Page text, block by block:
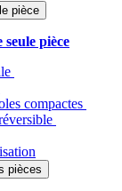
pièce
pièce
compactes
pièces